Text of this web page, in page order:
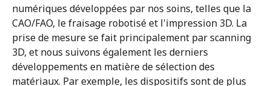
numériques développées par nos soins, telles que la
CAO/FAO, le fraisage robotisé et l'impression 3D. La
prise de mesure se fait principalement par scanning
3D, et nous suivons également les derniers
développements en matière de sélection des
matériaux. Par exemple, les dispositifs sont de plus